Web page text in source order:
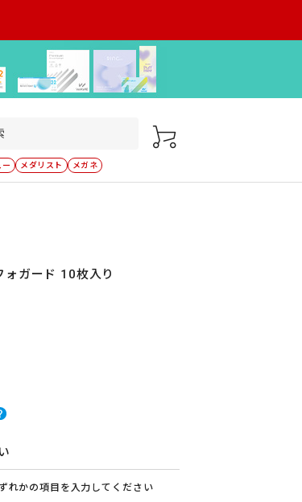
ー メダリスト メガネ
ォガード 10枚入り
れかの項目を入力してください